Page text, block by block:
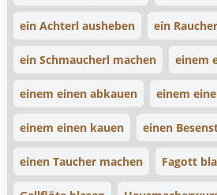
ein Achterl ausheben ein
ein Schmaucherl machen einem
einem einen abkauen einem
einem einen kauen einen
einen Taucher machen Fagott